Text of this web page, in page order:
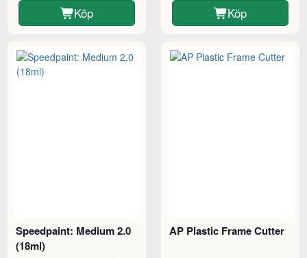
Köp Köp
Speedpaint: Medium 2.0
(18ml)
AP Plastic Frame Cutter